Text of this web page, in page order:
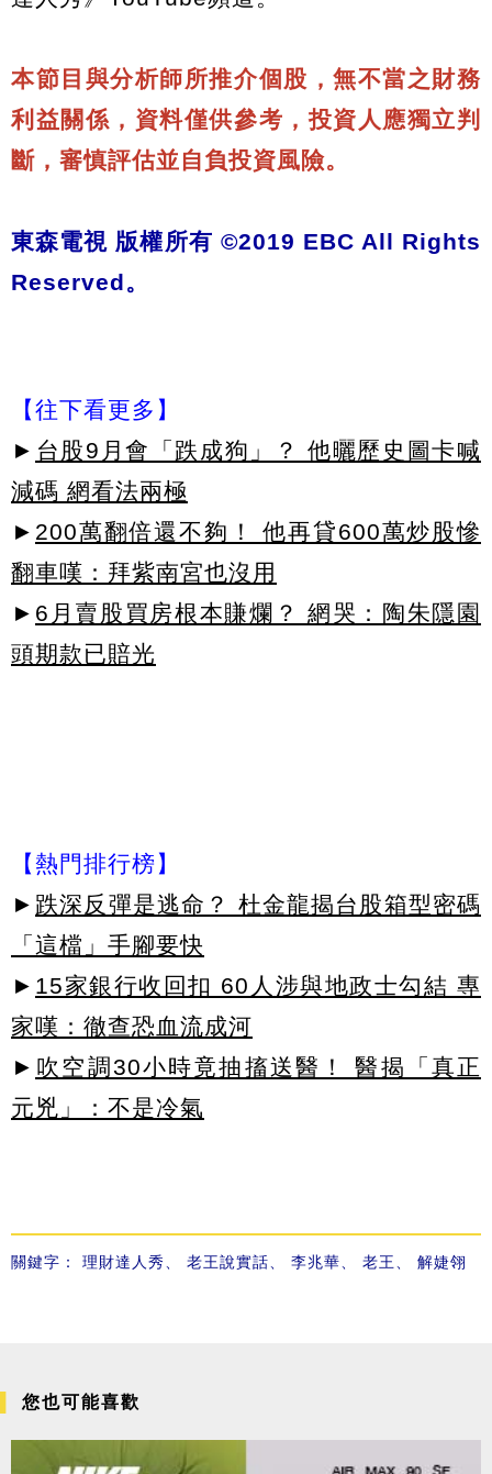
本節目與分析師所推介個股，無不當之財務
利益關係，資料僅供參考，投資人應獨立判
斷，審慎評估並自負投資風險。
東森電視 版權所有 ©2019 EBC All Rights
Reserved。
【往下看更多】
► 台股9月會「跌成狗」？ 他曬歷史圖卡喊
減碼 網看法兩極
► 200萬翻倍還不夠！ 他再貸600萬炒股慘
翻車嘆：拜紫南宮也沒用
► 6月賣股買房根本賺爛？ 網哭：陶朱隱園
頭期款已賠光
【熱門排行榜】
► 跌深反彈是逃命？ 杜金龍揭台股箱型密碼
「這檔」手腳要快
► 15家銀行收回扣 60人涉與地政士勾結 專
家嘆：徹查恐血流成河
► 吹空調30小時竟抽搐送醫！ 醫揭「真正
元兇」：不是冷氣
關鍵字： 理財達人秀 老王說實話 李兆華 老王 解婕翎
您也可能喜歡